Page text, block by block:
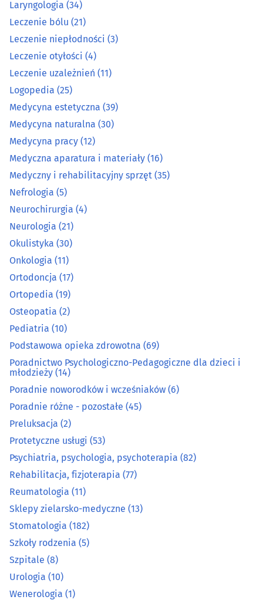
Laryngologia (34)
Leczenie bólu(21)
Leczenie niepłodności(3)
Leczenie otyłości
Leczenie uzależnień (11)
Logopedia(25)
Medycyna estetyczna
Medycyna naturalna
Medycyna pracy
Medyczna aparatura i materiały
Medyczny i rehabilitacyjny sprzęt
Nefrologia(5)
Neurochirurgia (4)
Neurologia(21)
Okulistyka (30)
Onkologia(11)
Ortodoncja(17)
Ortopedia (19)
Osteopatia
Pediatria(10)
Laryngologia (34)
Leczenie bólu (21)
Leczenie niepłodności (3)
Leczenie otyłości (4)
Leczenie uzależnień (11)
Logopedia (25)
Medycyna estetyczna (39)
Medycyna naturalna (30)
Medycyna pracy (12)
Medyczna aparatura i materiały (16)
Medyczny i rehabilitacyjny sprzęt (35)
Nefrologia (5)
Neurochirurgia (4)
Neurologia (21)
Okulistyka (30)
Onkologia (11)
Ortodoncja (17)
Ortopedia (19)
Osteopatia (2)
Pediatria (10)
Podstawowa opieka zdrowotna (69)
Poradnictwo Psychologiczno-Pedagogiczne dla dzieci i
młodzieży (14)
Poradnie noworodków i wcześniaków (6)
Poradnie różne - pozostałe (45)
Preluksacja (2)
Protetyczne usługi (53)
Psychiatria, psychologia, psychoterapia (82)
Rehabilitacja, fizjoterapia (77)
Reumatologia (11)
Sklepy zielarsko-medyczne (13)
Stomatologia (182)
Szkoły rodzenia (5)
Szpitale (8)
Urologia (10)
Wenerologia (1)